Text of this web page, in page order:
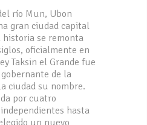
río Mun, Ubon
gran ciudad capital
historia se remonta
oficialmente en
Taksin el Grande fue
de la
ciudad su nombre.
por cuatro
hasta